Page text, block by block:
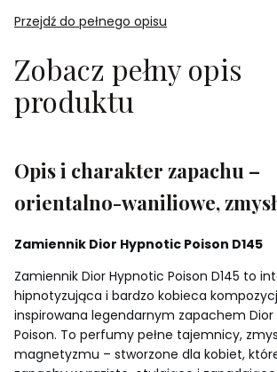
Przejdź do pełnego opisu
Zobacz pełny opis
produktu
Opis i charakter zapachu –
orientalno-waniliowe,
Zamiennik Dior Hypnotic Poison D145
Zamiennik Dior Hypnotic Poison D145 to
hipnotyzująca i bardzo kobieca
inspirowana legendarnym zapachem Dior
Poison. To perfumy pełne tajemnicy,
magnetyzmu – stworzone dla kobiet,